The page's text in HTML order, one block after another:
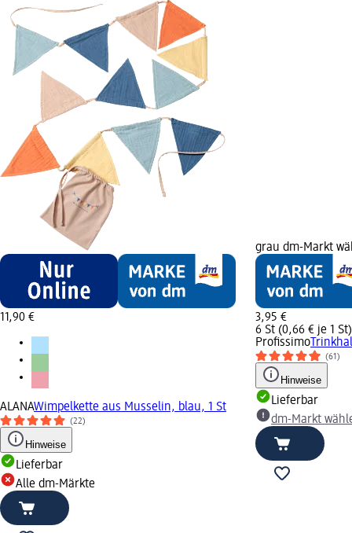
11,90 €
ALANAWimpelkette aus Musselin, blau, 1 St
(22)
Hinweise
Lieferbar
Alle dm-Märkte
grau dm-Markt
3,95 €
6 St (0,66 € je 1 St)
Profissimo
(61)
Hinweise
Lieferbar
dm-Markt